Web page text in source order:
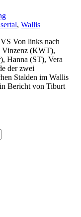
, Wallis
Von links nach
Vinzenz (KWT),
Hanna (ST), Vera
der zwei
Stalden im Wallis
Bericht von Tiburt